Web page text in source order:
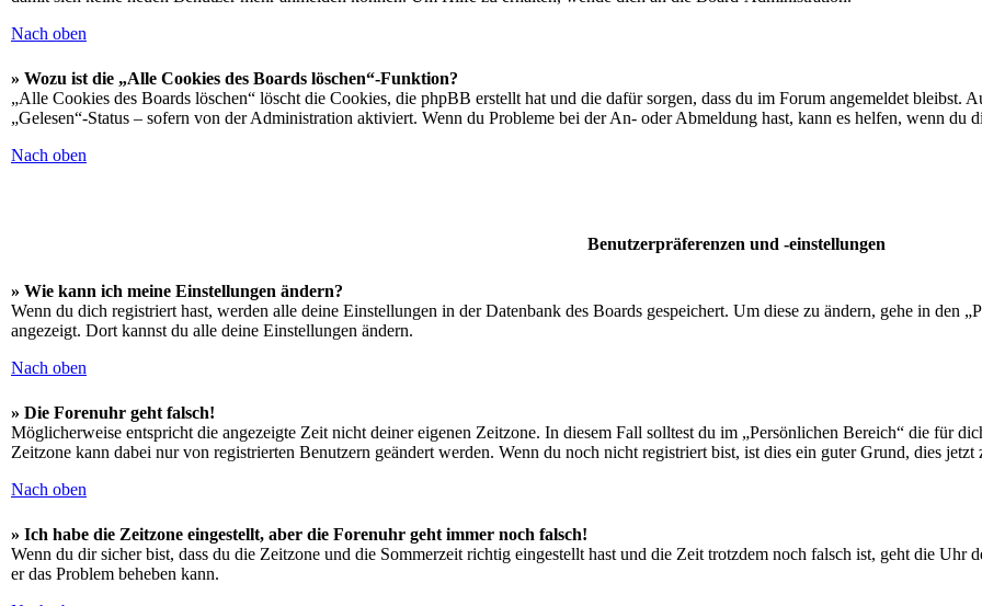
Nach oben
» Wozu ist die „Alle Cookies des Boards löschen“-Funktion?
„Alle Cookies des Boards löschen“ löscht die Cookies, die phpBB erstellt hat und die dafür sorgen, dass du im Forum angemeldet bleibst.
„Gelesen“-Status – sofern von der Administration aktiviert. Wenn du Probleme bei der An- oder Abmeldung hast, kann es helfen, wenn du
Nach oben
Benutzerpräferenzen und -einstellungen
» Wie kann ich meine Einstellungen ändern?
Wenn du dich registriert hast, werden alle deine Einstellungen in der Datenbank des Boards gespeichert. Um diese zu ändern, gehe in den
angezeigt. Dort kannst du alle deine Einstellungen ändern.
Nach oben
» Die Forenuhr geht falsch!
Möglicherweise entspricht die angezeigte Zeit nicht deiner eigenen Zeitzone. In diesem Fall solltest du im „Persönlichen Bereich“ die für
Zeitzone kann dabei nur von registrierten Benutzern geändert werden. Wenn du noch nicht registriert bist, ist dies ein guter Grund, dies jetzt
Nach oben
» Ich habe die Zeitzone eingestellt, aber die Forenuhr geht immer noch falsch!
Wenn du dir sicher bist, dass du die Zeitzone und die Sommerzeit richtig eingestellt hast und die Zeit trotzdem noch falsch ist, geht die
er das Problem beheben kann.